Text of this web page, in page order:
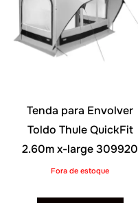
Tenda para Envolver
Toldo Thule QuickFit
2.60m x-large 309920
Fora de estoque